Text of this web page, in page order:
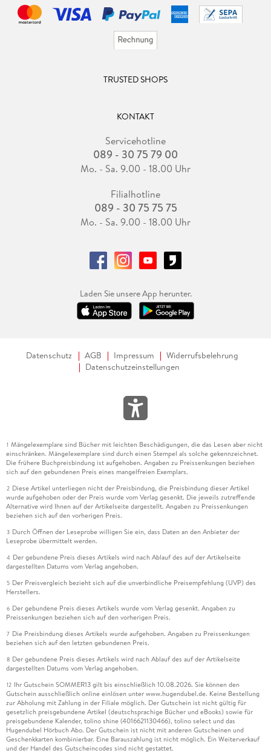
TRUSTED SHOPS
KONTAKT
Servicehotline
089 - 30 75 79 00
Mo. - Sa. 9.00 - 18.00 Uhr
Filialhotline
089 - 30 75 75 75
Mo. - Sa. 9.00 - 18.00 Uhr
Laden Sie unsere App herunter.
Datenschutz AGB Impressum
Widerrufsbelehrung
Datenschutzeinstellungen
1 Mängelexemplare sind Bücher mit leichten Beschädigungen, die das Lesen aber nicht
einschränken. Mängelexemplare sind durch einen Stempel als solche gekennzeichnet.
Die frühere Buchpreisbindung ist aufgehoben. Angaben zu Preissenkungen beziehen
sich auf den gebundenen Preis eines mangelfreien Exemplars.
2 Diese Artikel unterliegen nicht der Preisbindung, die Preisbindung dieser Artikel
wurde aufgehoben oder der Preis wurde vom Verlag gesenkt. Die jeweils zutreffende
Alternative wird Ihnen auf der Artikelseite dargestellt. Angaben zu Preissenkungen
beziehen sich auf den vorherigen Preis.
3 Durch Öffnen der Leseprobe willigen Sie ein, dass Daten an den Anbieter der
Leseprobe übermittelt werden.
4 Der gebundene Preis dieses Artikels wird nach Ablauf des auf der Artikelseite
dargestellten Datums vom Verlag angehoben.
5 Der Preisvergleich bezieht sich auf die unverbindliche Preisempfehlung (UVP) des
Herstellers.
6 Der gebundene Preis dieses Artikels wurde vom Verlag gesenkt. Angaben zu
Preissenkungen beziehen sich auf den vorherigen Preis.
7 Die Preisbindung dieses Artikels wurde aufgehoben. Angaben zu Preissenkungen
beziehen sich auf den letzten gebundenen Preis.
8 Der gebundene Preis dieses Artikels wird nach Ablauf des auf der Artikelseite
dargestellten Datums vom Verlag angehoben.
12 Ihr Gutschein SOMMER13 gilt bis einschließlich 10.08.2026. Sie können den
Gutschein ausschließlich online einlösen unter www.hugendubel.de. Keine Bestellung
zur Abholung mit Zahlung in der Filiale möglich. Der Gutschein ist nicht gültig für
gesetzlich preisgebundene Artikel (deutschsprachige Bücher und eBooks) sowie für
preisgebundene Kalender, tolino shine (4016621130466), tolino select und das
Hugendubel Hörbuch Abo. Der Gutschein ist nicht mit anderen Gutscheinen und
Geschenkkarten kombinierbar. Eine Barauszahlung ist nicht möglich. Ein Weiterverkauf
und der Handel des Gutscheincodes sind nicht gestattet.